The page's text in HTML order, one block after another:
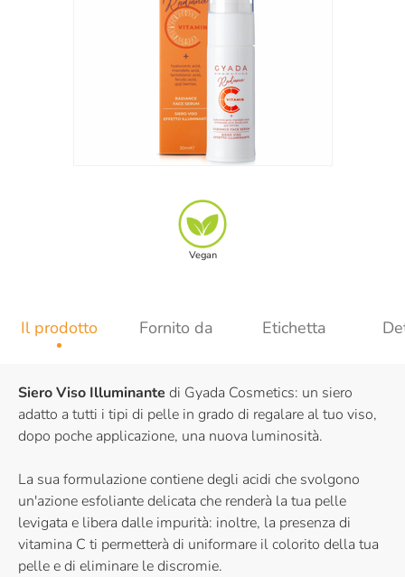
Vegan
Il prodotto Fornito da Etichetta
Siero Viso Illuminante di Gyada Cosmetics: un siero
adatto a tutti i tipi di pelle in grado di regalare al tuo viso,
dopo poche applicazione, una nuova luminosità.
La sua formulazione contiene degli acidi che svolgono
un'azione esfoliante delicata che renderà la tua pelle
levigata e libera dalle impurità: inoltre, la presenza di
vitamina C ti permetterà di uniformare il colorito della tua
pelle e di eliminare le discromie.